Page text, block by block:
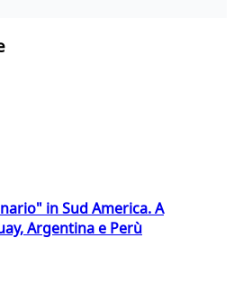
in Sud America. A
Argentina e Perù